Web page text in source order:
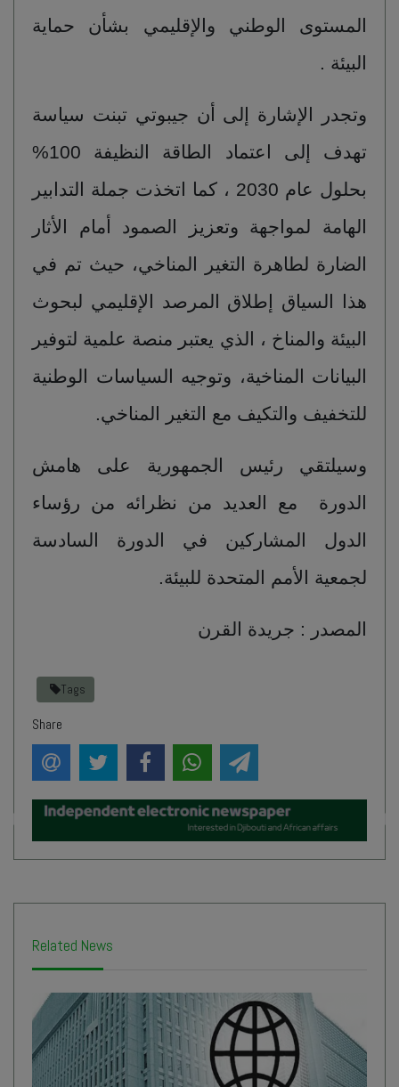
المستوى الوطني والإقليمي بشأن حماية
البيئة .
وتجدر الإشارة إلى أن جيبوتي تبنت سياسة
تهدف إلى اعتماد الطاقة النظيفة 100%
بحلول عام 2030 ، كما اتخذت جملة التدابير
الهامة لمواجهة وتعزيز الصمود أمام الأثار
الضارة لطاهرة التغير المناخي، حيث تم في
هذا السياق إطلاق المرصد الإقليمي لبحوث
البيئة والمناخ ، الذي يعتبر منصة علمية لتوفير
البيانات المناخية، وتوجيه السياسات الوطنية
للتخفيف والتكيف مع التغير المناخي.
وسيلتقي رئيس الجمهورية على هامش
الدورة مع العديد من نظرائه من رؤساء
الدول المشاركين في الدورة السادسة
لجمعية الأمم المتحدة للبيئة.
المصدر : جريدة القرن
Tags
Share
Related News